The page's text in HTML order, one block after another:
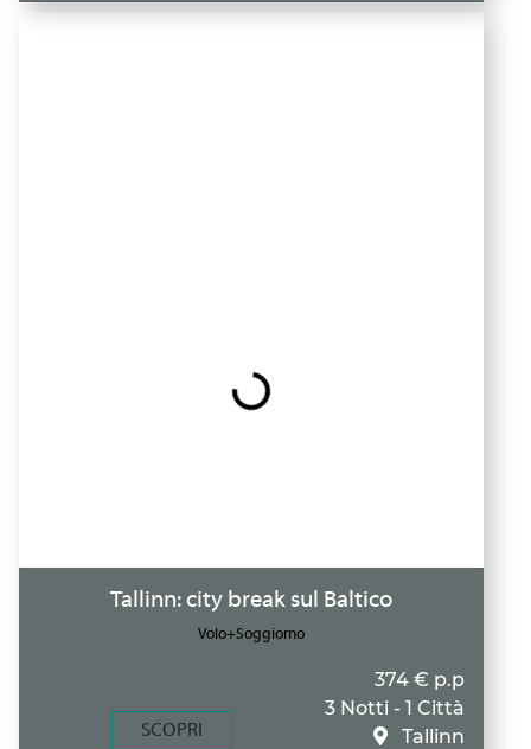
Tallinn: city break sul Baltico
Volo+Soggiorno
SCOPRI
374 € p.p
3 Notti - 1 Città
Tallinn